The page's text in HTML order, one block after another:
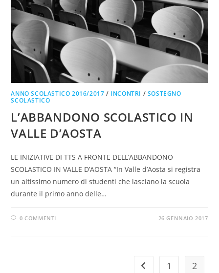
ANNO SCOLASTICO 2016/2017 / INCONTRI / SOSTEGNO
SCOLASTICO
L’ABBANDONO SCOLASTICO IN
VALLE D’AOSTA
LE INIZIATIVE DI TTS A FRONTE DELL’ABBANDONO
SCOLASTICO IN VALLE D’AOSTA “In Valle d’Aosta si registra
un altissimo numero di studenti che lasciano la scuola
durante il primo anno delle…
0 COMMENTI 26 GENNAIO 2017
1 2